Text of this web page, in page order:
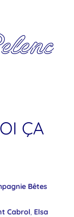
ÇA
Bêtes
Cabrol, Elsa